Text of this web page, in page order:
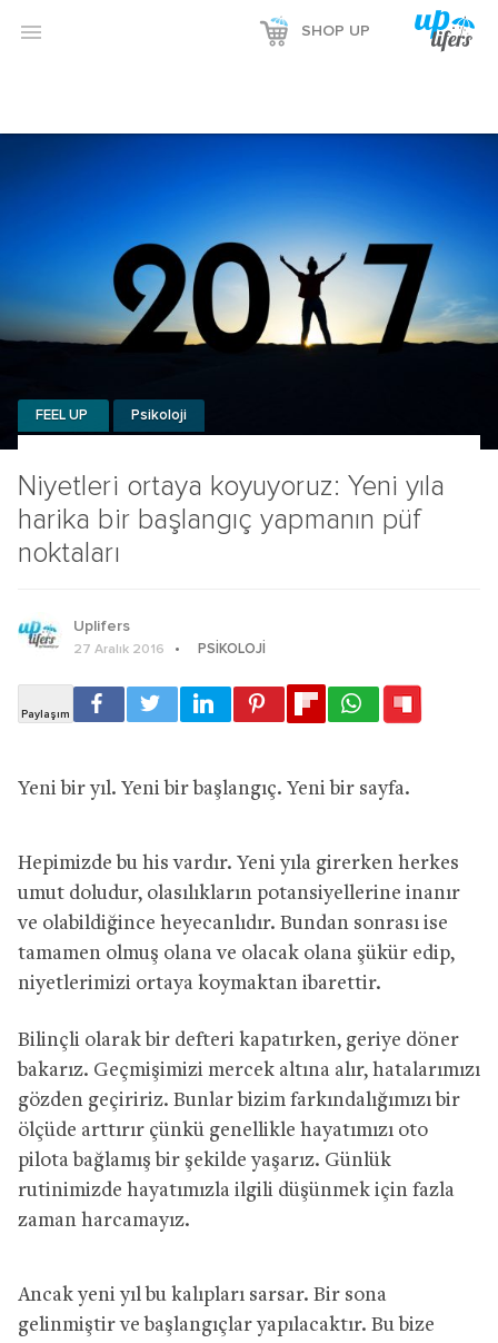
 SHOP UP
Niyetleri ortaya koyuyoruz: Yeni yıla
harika bir başlangıç yapmanın püf
noktaları
FEEL UP Psikoloji
Uplifers
27 Aralık 2016 PSIKOLOJI
Yeni bir yıl. Yeni bir başlangıç. Yeni bir sayfa.
Hepimizde bu his vardır. Yeni yıla girerken herkes
umut doludur, olasılıkların potansiyellerine inanır
ve olabildiğince heyecanlıdır. Bundan sonrası ise
tamamen olmuş olana ve olacak olana şükür edip,
niyetlerimizi ortaya koymaktan ibarettir.
Bilinçli olarak bir defteri kapatırken, geriye döner
bakarız. Geçmişimizi mercek altına alır, hatalarımızı
gözden geçiririz. Bunlar bizim farkındalığımızı bir
ölçüde arttırır çünkü genellikle hayatımızı oto
pilota bağlamış bir şekilde yaşarız. Günlük
rutinimizde hayatımızla ilgili düşünmek için fazla
zaman harcamayız.
Ancak yeni yıl bu kalıpları sarsar. Bir sona
gelinmiştir ve başlangıçlar yapılacaktır. Bu bize